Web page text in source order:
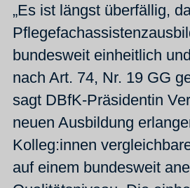
„Es ist längst überfällig,
bundesweit einheitlich
nach Art. 74, Nr. 19 GG
sagt DBfK-Präsidentin
neuen Ausbildung
Kolleg:innen
auf einem bundesweit